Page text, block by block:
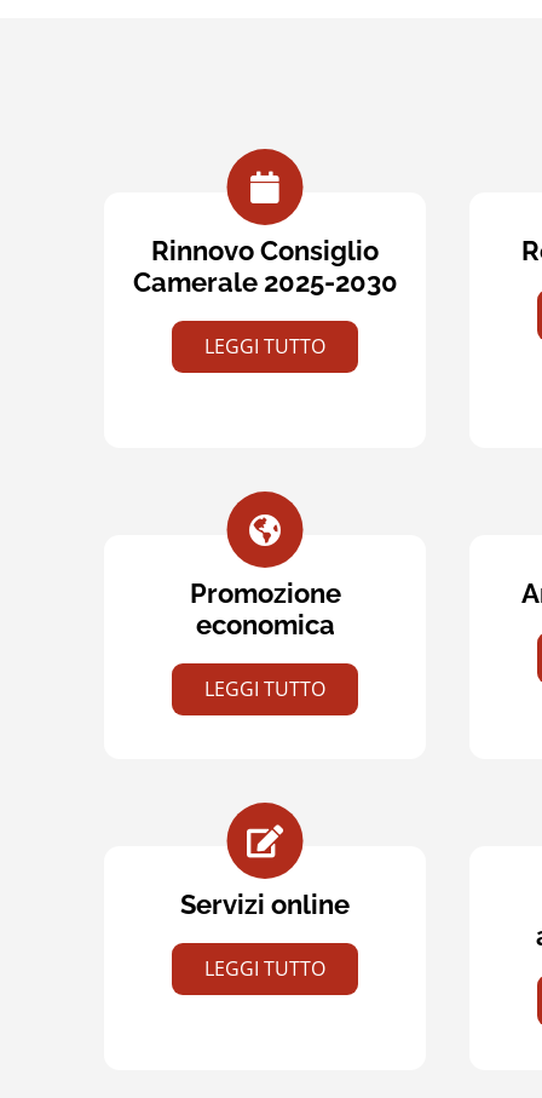
Rinnovo Consiglio
Camerale 2025-2030
LEGGI TUTTO
Promozione
economica
LEGGI TUTTO
Servizi online
LEGGI TUTTO